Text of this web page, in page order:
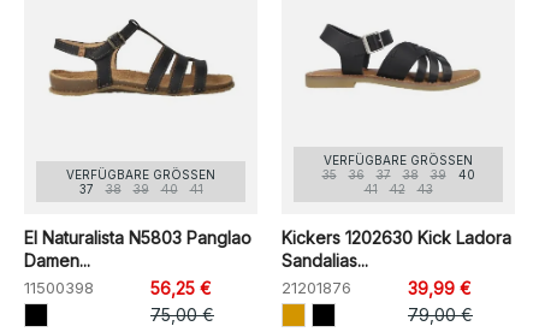
VERFÜGBARE GRÖSSEN
37
38 39 40 41
El Naturalista N5803 Panglao
Damen...
11500398
56,25 €
75,00 €
VERFÜGBARE GRÖSSEN
35
36 37 38 39
40
41
42 43
Kickers 1202630 Kick Ladora
Sandalias...
21201876
39,99 €
79,00 €